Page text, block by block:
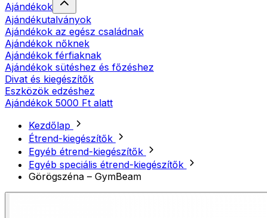
Ajándékok
Ajándékutalványok
Ajándékok az egész családnak
Ajándékok nőknek
Ajándékok férfiaknak
Ajándékok sütéshez és főzéshez
Divat és kiegészítők
Eszközök edzéshez
Ajándékok 5000 Ft alatt
Kezdőlap
Étrend-kiegészítők
Egyéb étrend-kiegészítők
Egyéb speciális étrend-kiegészítők
Görögszéna – GymBeam